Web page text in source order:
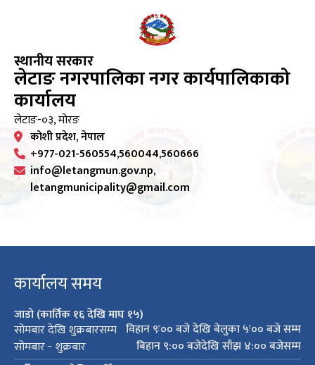
स्थानीय सरकार
लेटाङ नगरपालिका नगर कार्यपालिकाको
कार्यालय
लेटाङ-०३, मोरङ
कोशी प्रदेश, नेपाल
+977-021-560554,560044,560666
info@letangmun.gov.np,
letangmunicipality@gmail.com
कार्यालय समय
जाडो (कार्तिक १६ देखि माघ १५)
सोमबार देखि शुक्रबारसम्म विहान ९ः०० बजे देखि बेलुका ५ः०० बजे सम्म
सोमबार - शुक्रबार
बिहान ९:०० बजेदेखि साँझ ४:०० बजेसम्म